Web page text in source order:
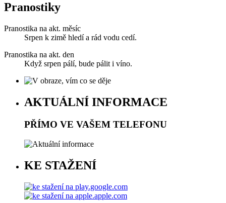
Pranostiky
Pranostika na akt. měsíc
Srpen k zimě hledí a rád vodu cedí.
Pranostika na akt. den
Když srpen pálí, bude pálit i víno.
AKTUÁLNÍ INFORMACE
PŘÍMO VE VAŠEM TELEFONU
KE STAŽENÍ